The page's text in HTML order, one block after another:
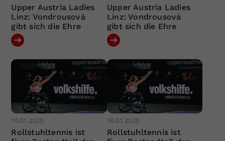
Upper Austria Ladies
Linz: Vondrousová
gibt sich die Ehre
Upper Austria Ladies
Linz: Vondrousová
gibt sich die Ehre
10.01.2025
Rollstuhltennis ist
10.01.2025
Rollstuhltennis ist